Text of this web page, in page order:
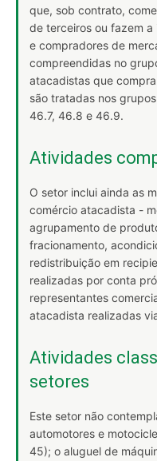
que, sob contrato,
de terceiros ou fazem
e compradores de
compreendidas no
atacadistas que
são tratadas nos
46.7, 46.8 e 46.9.
Atividades
O setor inclui ainda as
comércio atacadista -
agrupamento de
fracionamento,
redistribuição em
realizadas por conta
representantes
atacadista realizadas
Atividades
setores
Este setor não
automotores e
45); o aluguel de